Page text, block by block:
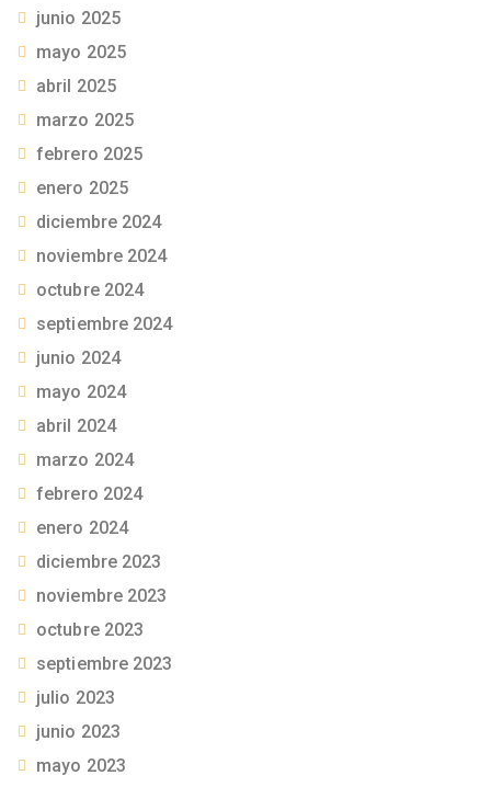
junio 2025
mayo 2025
abril 2025
marzo 2025
febrero 2025
enero 2025
diciembre 2024
noviembre 2024
octubre 2024
septiembre 2024
junio 2024
mayo 2024
abril 2024
marzo 2024
febrero 2024
enero 2024
diciembre 2023
noviembre 2023
octubre 2023
septiembre 2023
julio 2023
junio 2023
mayo 2023